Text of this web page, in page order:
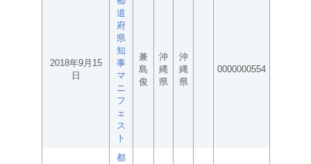
2018年9月15
日
道
府
県
知
事
マ
ニ
フ
ェ
ス
ト
兼
島
俊
沖
縄
県
沖
縄
県
0000000554
都